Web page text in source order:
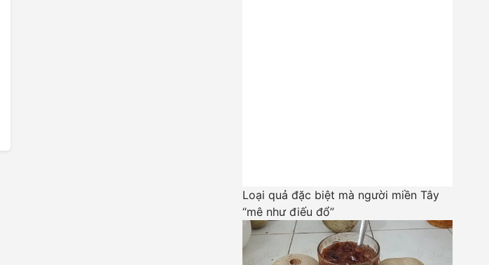
Loại quả đặc biệt mà người miền Tây
“mê như điếu đổ”